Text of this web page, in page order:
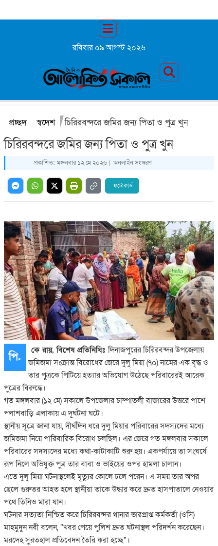
রবিবার ০৯ আগস্ট ২০২৬
প্রচ্ছদ স্বদেশ চিরিরবন্দরে জমির জন্য পিতা ও পুত্র খুন
চিরিরবন্দরে জমির জন্য পিতা ও পুত্র খুন
প্রকাশিত: মঙ্গলবার ১২ মে ২০২৬ | অনলাইন সংস্করণ
ফটোকার্ড
পি. কে রায়, বিশেষ প্রতিনিধিঃ দিনাজপুরের চিরিরবন্দর উপজেলায়
জমিজমা সংক্রান্ত বিরোধের জেরে দুলু মিয়া (৭০) নামের এক বৃদ্ধ ও
তার পুত্রকে পিটিয়ে হত্যার অভিযোগ উঠেছে পরিবারেরই আরেক
পুত্রের বিরুদ্ধে।
গত মঙ্গলবার (১২ মে) সকালে উপজেলার চাম্পাতলী বাজারের উত্তরে পাশে
পলাশবাড়ি এলাকায় এ দূর্ঘটনা ঘটে।
স্থানীয় সূত্রে জানা যায়, দীর্ঘদিন ধরে দুলু মিয়ার পরিবারের সদস্যদের মধ্যে
জমিজমা নিয়ে পারিবারিক বিরোধ চলছিল। এর জেরে গত মঙ্গলবার সকালে
পরিবারের সদস্যদের মধ্যে কথা-কাটাকাটি শুরু হয়। একপর্যায়ে তা সংঘর্ষে
রূপ নিলে অভিযুক্ত পুত্র তার বাবা ও ভাইয়ের ওপর হামলা চালান।
এতে দুলু মিয়া ঘটনাস্থলেই মৃত্যুর কোলে ঢলে পরেন। এ সময় তার অপর
ছেলে গুরুতর আহত হলে স্থানীয়া তাকে উদ্ধার করে দ্রুত হাসপাতালে নেওয়ার
পথে তিনিও মারা যান।
ঘটনার সত্যতা নিশ্চিত করে চিরিরবন্দর থানার ভারপ্রাপ্ত কর্মকর্তা (ওসি)
মাহমুদুন নবী বলেন, "খবর পেয়ে পুলিশ দ্রুত ঘটনাস্থল পরিদর্শন করেছেন।
মরদেহ সুরতহাল প্রতিবেদন তৈরি করা হচ্ছে"।